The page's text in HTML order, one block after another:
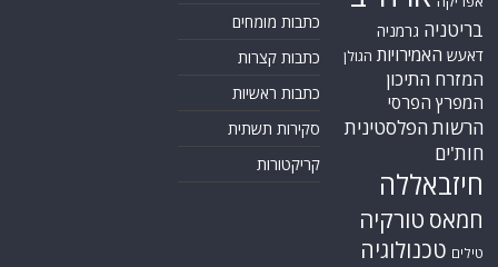
בריטניה גרמניה
דאעש האמירויות הגולן
המזרח התיכון
המפרץ הפרסי
הרשות הפלסטינית
חות'ים
חיזבאללה
חמאס טורקיה
טילים טכנולוגיה
כתבות מומחים
כתבות קצרות
כתבות ראשיות
סקירות תשתית
קריקטורות